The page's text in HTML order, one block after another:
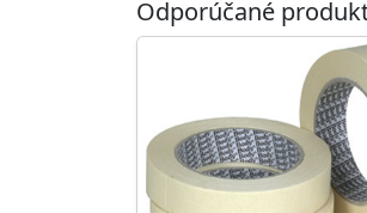
48 mesiacov v orig.
Odporúčané